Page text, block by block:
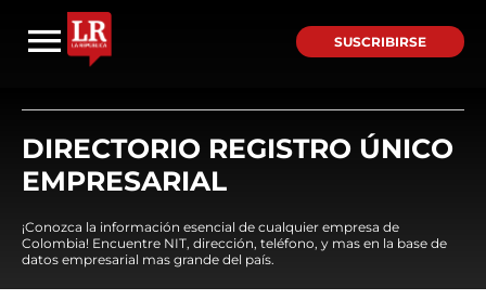
SUSCRIBIRSE
DIRECTORIO REGISTRO ÚNICO
EMPRESARIAL
¡Conozca la información esencial de cualquier empresa de
Colombia! Encuentre NIT, dirección, teléfono, y mas en la base de
datos empresarial mas grande del país.